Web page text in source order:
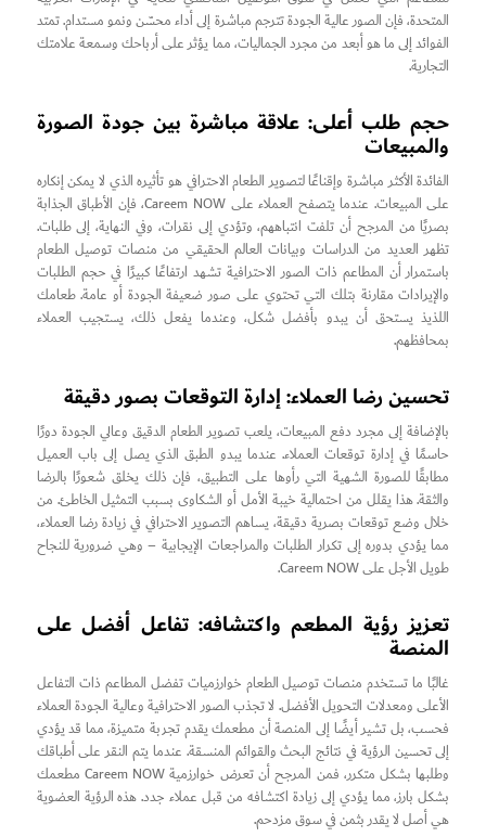
المتحدة، فإن الصور عالية الجودة تترجم مباشرة إلى أداء محسّن ونمو مستدام. تمتد
الفوائد إلى ما هو أبعد من مجرد الجماليات، مما يؤثر على أرباحك وسمعة علامتك
التجارية.
حجم طلب أعلى: علاقة مباشرة بين جودة الصورة
والمبيعات
الفائدة الأكثر مباشرة وإقناعًا لتصوير الطعام الاحترافي هو تأثيره الذي لا يمكن إنكاره
على المبيعات. عندما يتصفح العملاء على Careem NOW، فإن الأطباق الجذابة
بصريًا من المرجح أن تلفت انتباههم، وتؤدي إلى نقرات، وفي النهاية، إلى طلبات.
تظهر العديد من الدراسات وبيانات العالم الحقيقي من منصات توصيل الطعام
باستمرار أن المطاعم ذات الصور الاحترافية تشهد ارتفاعًا كبيرًا في حجم الطلبات
والإيرادات مقارنة بتلك التي تحتوي على صور ضعيفة الجودة أو عامة. طعامك
اللذيذ يستحق أن يبدو بأفضل شكل، وعندما يفعل ذلك، يستجيب العملاء
بمحافظهم.
تحسين رضا العملاء: إدارة التوقعات بصور دقيقة
بالإضافة إلى مجرد دفع المبيعات، يلعب تصوير الطعام الدقيق وعالي الجودة دورًا
حاسمًا في إدارة توقعات العملاء. عندما يبدو الطبق الذي يصل إلى باب العميل
مطابقًا للصورة الشهية التي رأوها على التطبيق، فإن ذلك يخلق شعورًا بالرضا
والثقة. هذا يقلل من احتمالية خيبة الأمل أو الشكاوى بسبب التمثيل الخاطئ. من
خلال وضع توقعات بصرية دقيقة، يساهم التصوير الاحترافي في زيادة رضا العملاء،
مما يؤدي بدوره إلى تكرار الطلبات والمراجعات الإيجابية – وهي ضرورية للنجاح
طويل الأجل على Careem NOW.
تعزيز رؤية المطعم واكتشافه: تفاعل أفضل على
المنصة
غالبًا ما تستخدم منصات توصيل الطعام خوارزميات تفضل المطاعم ذات التفاعل
الأعلى ومعدلات التحويل الأفضل. لا تجذب الصور الاحترافية وعالية الجودة العملاء
فحسب، بل تشير أيضًا إلى المنصة أن مطعمك يقدم تجربة متميزة، مما قد يؤدي
إلى تحسين الرؤية في نتائج البحث والقوائم المنسقة. عندما يتم النقر على أطباقك
وطلبها بشكل متكرر، فمن المرجح أن تعرض خوارزمية Careem NOW مطعمك
بشكل بارز، مما يؤدي إلى زيادة اكتشافه من قبل عملاء جدد. هذه الرؤية العضوية
هي أصل لا يقدر بثمن في سوق مزدحم.